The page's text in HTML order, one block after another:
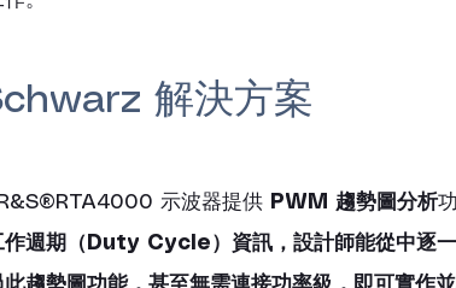
解決方案
示波器提供 PWM 趨勢圖分析
作週期（Duty Cycle）資訊，設計師能從中逐一